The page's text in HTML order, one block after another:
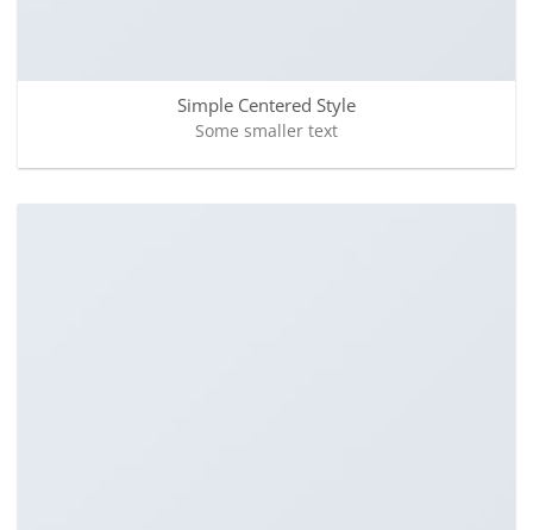
Simple Centered Style
Some smaller text